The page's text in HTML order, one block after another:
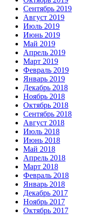
Сентябрь 2019
Август 2019
Июль 2019
Июнь 2019
Май 2019
Апрель 2019
Март 2019
Февраль 2019
Январь 2019
Декабрь 2018
Ноябрь 2018
Октябрь 2018
Сентябрь 2018
Август 2018
Июль 2018
Июнь 2018
Май 2018
Апрель 2018
Март 2018
Февраль 2018
Январь 2018
Декабрь 2017
Ноябрь 2017
Октябрь 2017